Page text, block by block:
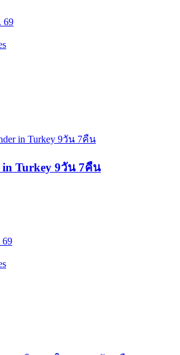
69
in Turkey 9วัน 7คืน
69